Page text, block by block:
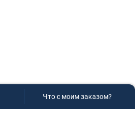
Что с моим заказом?